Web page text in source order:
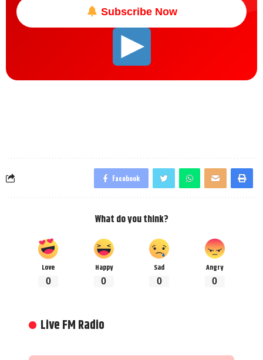
Subscribe Now
Facebook
What do you think?
Love
0
Happy
0
Sad
0
Angry
0
Live FM Radio